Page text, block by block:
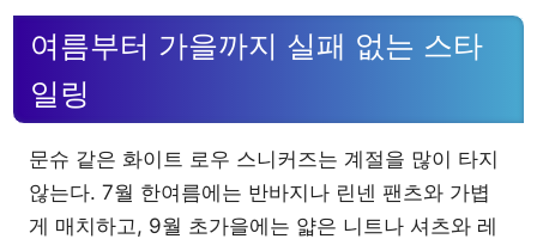
여름부터 가을까지 실패 없는 스타
일링
문슈 같은 화이트 로우 스니커즈는 계절을 많이 타지
않는다. 7월 한여름에는 반바지나 린넨 팬츠와 가볍
게 매치하고, 9월 초가을에는 얇은 니트나 셔츠와 레